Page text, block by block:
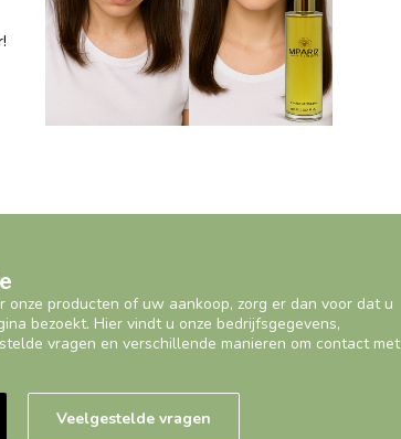
onze producten of uw aankoop, zorg er dan voor dat u
bezoekt. Hier vindt u onze bedrijfsgegevens,
vragen en verschillende manieren om contact met
Veelgestelde vragen